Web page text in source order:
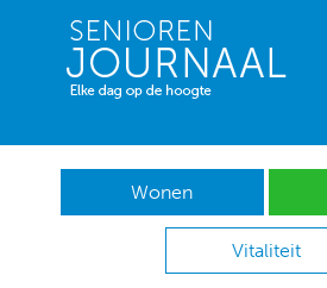
Wonen
Vitaliteit